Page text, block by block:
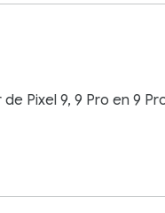
Pixel 9, 9 Pro en 9